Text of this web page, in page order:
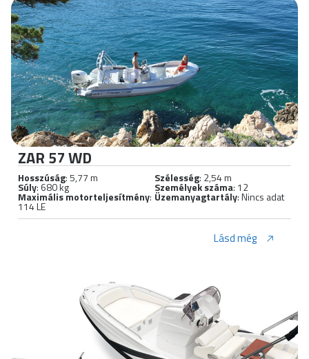
ZAR 57 WD
Hosszúság: 5,77 m Szélesség: 2,54 m
Súly: 680 kg Személyek száma: 12
Maximális motorteljesítmény:
114 LE
Üzemanyagtartály: Nincs adat
Lásd még